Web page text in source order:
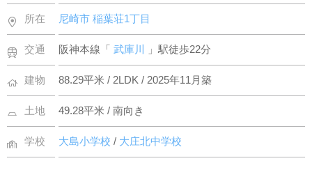
所在 尼崎市稲葉荘1丁目
交通 阪神本線「武庫川 」駅徒歩22分
建物 88.29平米 / 2LDK / 2025年11月築
土地 49.28平米 / 南向き
学校 大島小学校/ 大庄北中学校